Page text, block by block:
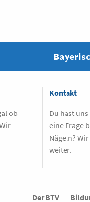
ob
Kontakt
Du hast
eine Frage
Nägeln?
weiter.
Der BTV